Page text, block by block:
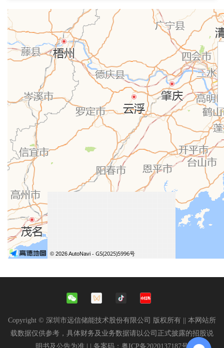
Copyright © 深圳市远信储能技术股份有限公司 版权所有 || 本网站所
载数据仅供参考，具体财务及业务数据请以公司正式披露的招股说
明书及公告为准 |
| 备案码： 粤ICP备2020137187号